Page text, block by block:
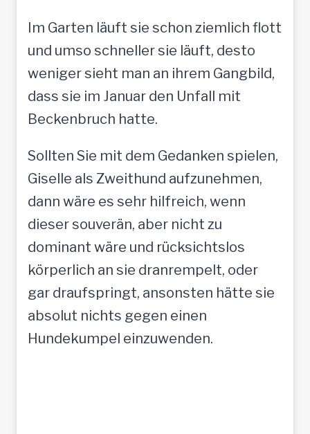
Im Garten läuft sie schon ziemlich flott
und umso schneller sie läuft, desto
weniger sieht man an ihrem Gangbild,
dass sie im Januar den Unfall mit
Beckenbruch hatte.
Sollten Sie mit dem Gedanken spielen,
Giselle als Zweithund aufzunehmen,
dann wäre es sehr hilfreich, wenn
dieser souverän, aber nicht zu
dominant wäre und rücksichtslos
körperlich an sie dranrempelt, oder
gar draufspringt, ansonsten hätte sie
absolut nichts gegen einen
Hundekumpel einzuwenden.